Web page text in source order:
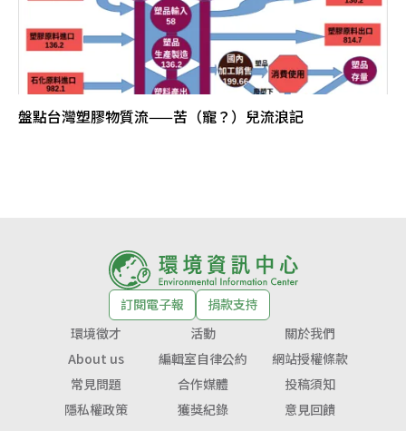
盤點台灣塑膠物質流——苦（寵？）兒流浪記
訂閱電子報
捐款支持
環境徵才
活動
關於我們
About us
編輯室自律公約
網站授權條款
常見問題
合作媒體
投稿須知
隱私權政策
獲獎紀錄 意見回饋